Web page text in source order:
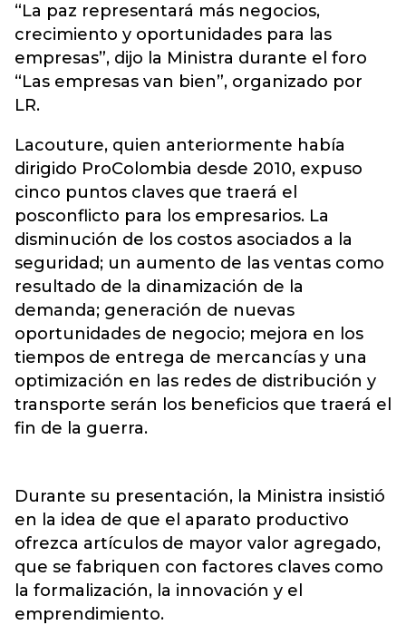
“La paz representará más negocios,
crecimiento y oportunidades para las
empresas”, dijo la Ministra durante el foro
“Las empresas van bien”, organizado por
LR.
Lacouture, quien anteriormente había
dirigido ProColombia desde 2010, expuso
cinco puntos claves que traerá el
posconflicto para los empresarios. La
disminución de los costos asociados a la
seguridad; un aumento de las ventas como
resultado de la dinamización de la
demanda; generación de nuevas
oportunidades de negocio; mejora en los
tiempos de entrega de mercancías y una
optimización en las redes de distribución y
transporte serán los beneficios que traerá el
fin de la guerra.
Durante su presentación, la Ministra insistió
en la idea de que el aparato productivo
ofrezca artículos de mayor valor agregado,
que se fabriquen con factores claves como
la formalización, la innovación y el
emprendimiento.